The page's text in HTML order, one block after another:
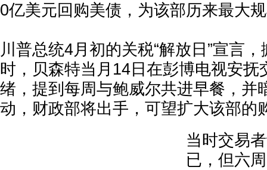
0亿美元回购美债，为该部历来最大
川普总统4月初的关税“解放日”宣言
时，贝森特当月14日在彭博电视安抚
绪，提到每周与鲍威尔共进早餐，并
动，财政部将出手，可望扩大该部的
当时交易
已，但六